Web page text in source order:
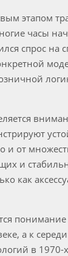
этапом
часы
спрос на
и от
и
как
а к
в